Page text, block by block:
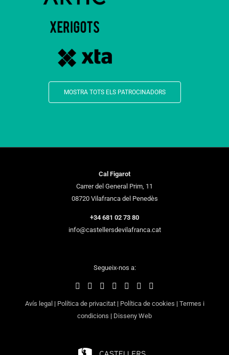
MOSTRA TOTS ELS PATROCINADORS
Cal Figarot
Carrer del General Prim, 11
08720 Vilafranca del Penedès
+34 681 02 73 80
info@castellersdevilafranca.cat
Segueix-nos a:
Avís legal | Política de privacitat| Política de cookies | Termes i
condicions | Disseny Web